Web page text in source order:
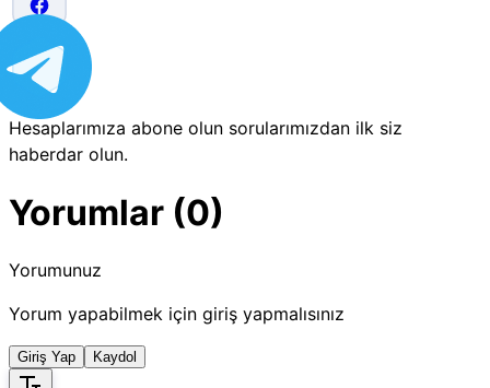
Hesaplarımıza abone olun sorularımızdan ilk siz
haberdar olun.
Yorumlar (0)
Yorumunuz
Yorum yapabilmek için giriş yapmalısınız
Giriş Yap Kaydol